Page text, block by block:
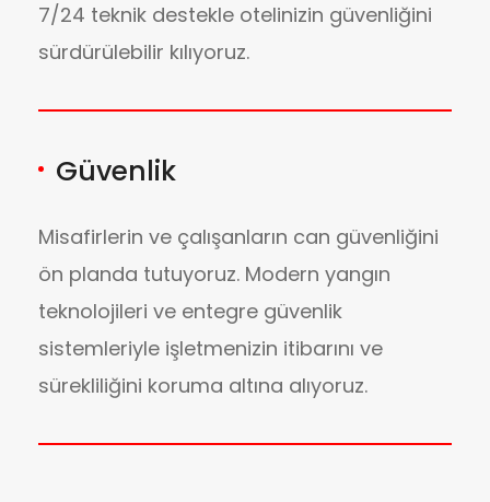
7/24 teknik destekle otelinizin güvenliğini
sürdürülebilir kılıyoruz.
Güvenlik
Misafirlerin ve çalışanların can güvenliğini
ön planda tutuyoruz. Modern yangın
teknolojileri ve entegre güvenlik
sistemleriyle işletmenizin itibarını ve
sürekliliğini koruma altına alıyoruz.